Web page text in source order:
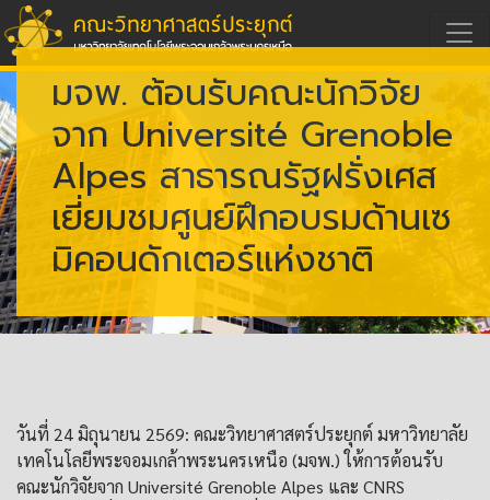
มจพ. ต้อนรับคณะนักวิจัย
จาก Université Grenoble
Alpes สาธารณรัฐฝรั่งเศส
เยี่ยมชมศูนย์ฝึกอบรมด้านเซ
มิคอนดักเตอร์แห่งชาติ
วันที่ 24 มิถุนายน 2569: คณะวิทยาศาสตร์ประยุกต์ มหาวิทยาลัย
เทคโนโลยีพระจอมเกล้าพระนครเหนือ (มจพ.) ให้การต้อนรับ
คณะนักวิจัยจาก Université Grenoble Alpes และ CNRS